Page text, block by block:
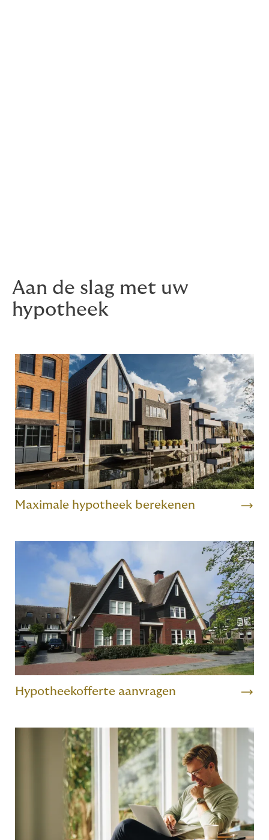
Aan de slag met uw
hypotheek
Maximale hypotheek berekenen
Hypotheekofferte aanvragen